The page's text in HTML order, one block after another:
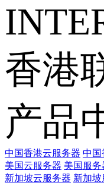
香港
产品
中国香港云服务器 中国
美国云服务器 美国服务
新加坡云服务器 新加坡